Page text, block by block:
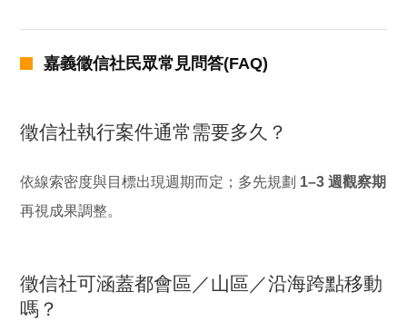
嘉義徵信社民眾常見問答(FAQ)
徵信社執行案件通常需要多久？
依線索密度與目標出現週期而定；多先規劃 1–3 週觀察期
再視成果調整。
徵信社可涵蓋都會區／山區／沿海跨點移動
嗎？